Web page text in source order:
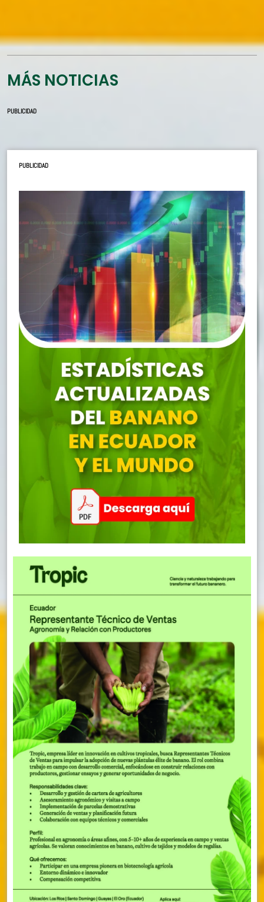
MÁS NOTICIAS
PUBLICIDAD
PUBLICIDAD